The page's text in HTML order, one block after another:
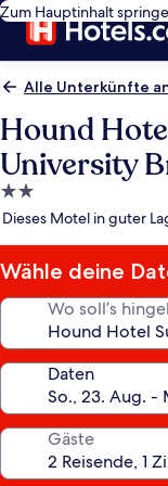
Zum Hauptinhalt
Alle Unterkünfte
Hound
University
2.0-
Sterne-
Dieses Motel in guter
Wähle deine
Wo soll’s
Daten
Gäste